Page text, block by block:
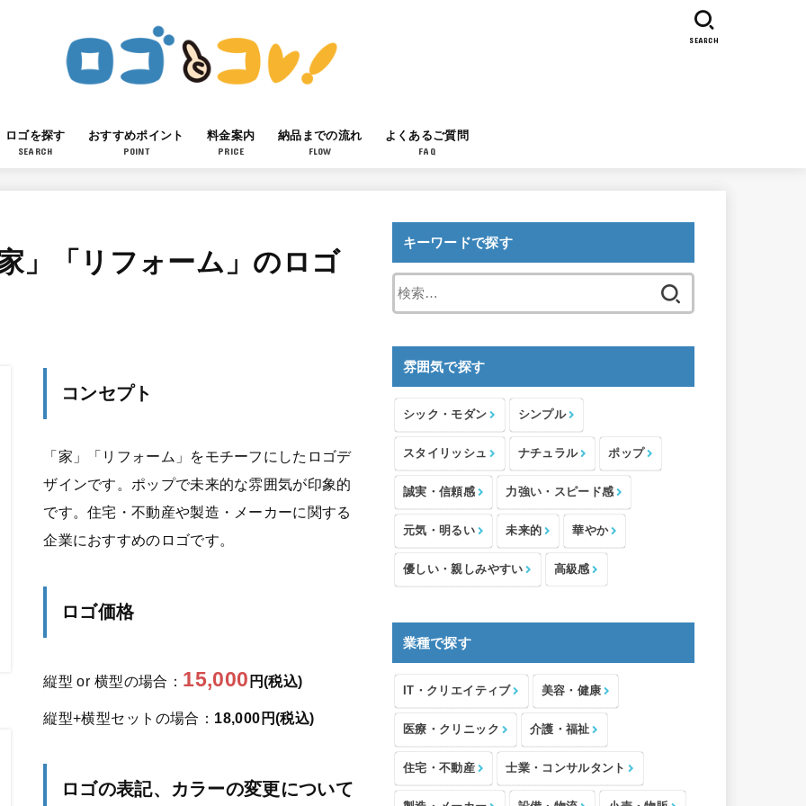
ロゴを探す
SEARCH
おすすめポイント
POINT
料金案内
PRICE
納品までの流れ
FLOW
よくあるご質問
FAQ
SEARCH
」「リフォーム」のロゴ
コンセプト
「家」「リフォーム」をモチーフにしたロゴデ
ザインです。ポップで未来的な雰囲気が印象的
です。住宅・不動産や製造・メーカーに関する
企業におすすめのロゴです。
ロゴ価格
縦型 or 横型の場合： 15,000 円(税込)
縦型+横型セットの場合： 18,000円(税込)
ロゴの表記、カラーの変更について
キーワードで探す
索:
雰囲気で探す
シック・モダン シンプル
スタイリッシュ ナチュラル ポップ
誠実・信頼感 力強い・スピード感
元気・明るい 未来的 華やか
優しい・親しみやすい 高級感
業種で探す
IT・クリエイティブ 美容・健康
医療・クリニック 介護・福祉
住宅・不動産 士業・コンサルタント